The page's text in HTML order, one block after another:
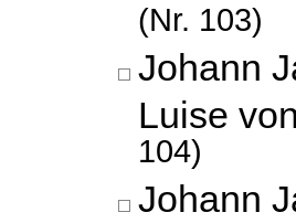
(Nr. 103)
Johann
Luise
104)
Johann